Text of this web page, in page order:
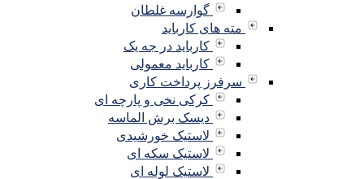
گوارسه غلطان
مته های کارباید
کارباید در جه یک
کارباید معمولی
سرفرز پرداخت کاری
کرکی نخی و پارچه ای
دیسک برش الماسه
لاستیک خورشیدی
لاستیک سکه ای
لاستیک لوله ای